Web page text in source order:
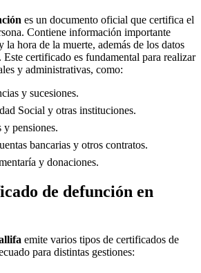
es un documento oficial que certifica el
Contiene información importante
hora de la muerte, además de los datos
certificado es fundamental para realizar
y administrativas, como:
y sucesiones.
Social y otras instituciones.
y pensiones.
bancarias y otros contratos.
y donaciones.
de defunción en
emite varios tipos de certificados de
para distintas gestiones: